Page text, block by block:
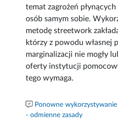
temat zagrożeń
osób samym sobie.
metodę streetwork
którzy z powodu własnej
marginalizacji nie mogły
oferty instytucji
tego wymaga.
Ponowne
- odmienne zasady